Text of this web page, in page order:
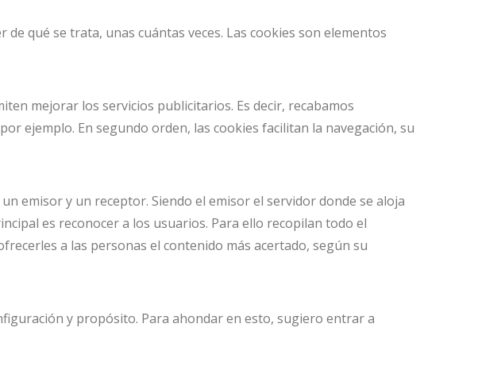
qué se trata, unas cuántas veces. Las cookies son elementos
mejorar los servicios publicitarios. Es decir, recabamos
ejemplo. En segundo orden, las cookies facilitan la navegación, su
emisor y un receptor. Siendo el emisor el servidor donde se aloja
es reconocer a los usuarios. Para ello recopilan todo el
a las personas el contenido más acertado, según su
y propósito. Para ahondar en esto, sugiero entrar a